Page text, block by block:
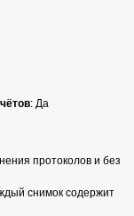
: Да
протоколов и без
снимок содержит